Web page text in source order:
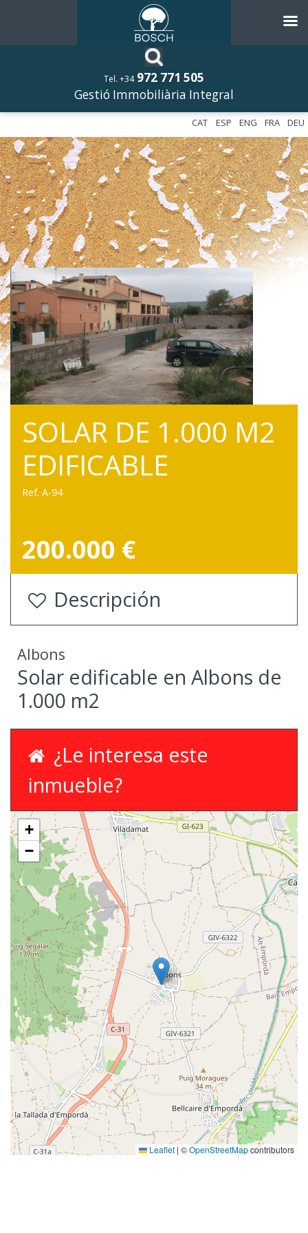
Tel. +34 972 771 505
Gestió Immobiliària Integral
DEU
FRA
ENG
ESP
CAT
SOLAR DE 1.000 M2
EDIFICABLE
Ref. A-94
200.000 €
Descripción
Albons
Solar edificable en Albons de
1.000 m2
¿Le interesa este
inmueble?
+
−
Leaflet | ©OpenStreetMapcontributors